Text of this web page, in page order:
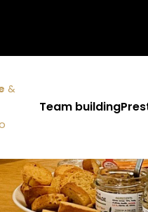
&
Team building